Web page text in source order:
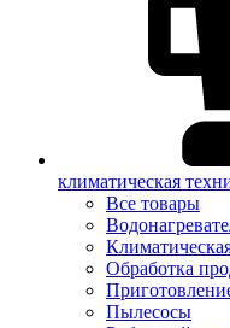
климатическая
Все товары
Обработка
Пылесосы